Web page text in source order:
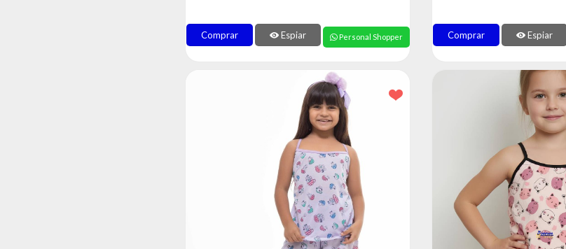
Comprar Espiar Personal Shopper Comprar Espiar